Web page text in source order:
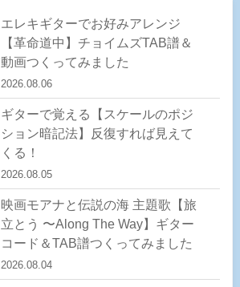
エレキギターでお好みアレンジ
【革命道中】チョイムズTAB譜＆
動画つくってみました
2026.08.06
ギターで覚える【スケールのポジ
ション暗記法】反復すれば見えて
くる！
2026.08.05
映画モアナと伝説の海 主題歌【旅
立とう 〜Along The Way】ギター
コード＆TAB譜つくってみました
2026.08.04